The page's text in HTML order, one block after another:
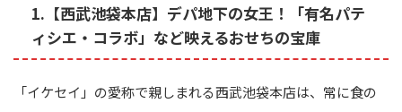
1.【西武池袋本店】デパ地下の女王！「有名パテ
ィシエ・コラボ」など映えるおせちの宝庫
「イケセイ」の愛称で親しまれる西武池袋本店は、常に食の